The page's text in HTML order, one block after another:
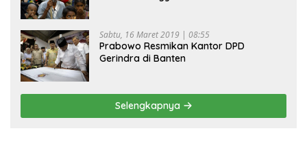
Sabtu, 16 Maret 2019 | 08:55
Prabowo Resmikan Kantor DPD
Gerindra di Banten
Selengkapnya